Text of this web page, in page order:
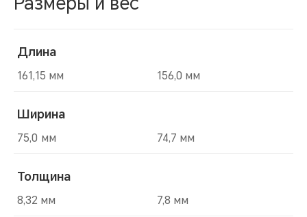
Длина
161,15 мм
Ширина
75,0 мм
Толщина
8,32 мм
156,0 мм
74,7 мм
7,8 мм